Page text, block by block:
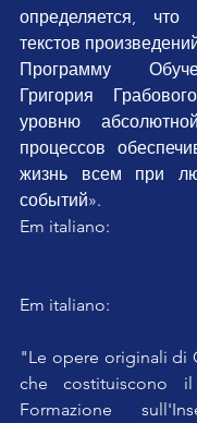
определяется, что
текстов
Программу
Григория
уровню
процессов
жизнь всем при
событий».
Em italiano:
Em italiano:
"Le opere originali di
che costituiscono
Formazione